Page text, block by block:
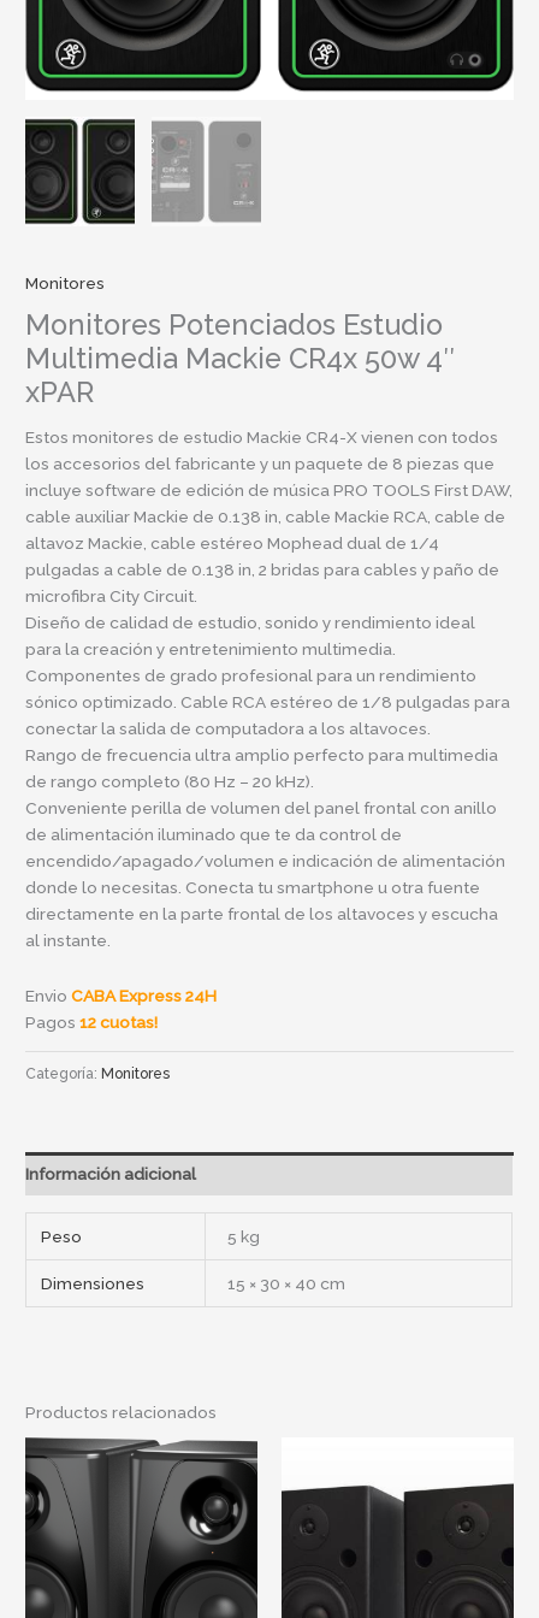
Monitores
Monitores Potenciados Estudio
Multimedia Mackie CR4x 50w 4″
xPAR
Estos monitores de estudio Mackie CR4-X vienen con todos
los accesorios del fabricante y un paquete de 8 piezas que
incluye software de edición de música PRO TOOLS First DAW,
cable auxiliar Mackie de 0.138 in, cable Mackie RCA, cable de
altavoz Mackie, cable estéreo Mophead dual de 1/4
pulgadas a cable de 0.138 in, 2 bridas para cables y paño de
microfibra City Circuit.
Diseño de calidad de estudio, sonido y rendimiento ideal
para la creación y entretenimiento multimedia.
Componentes de grado profesional para un rendimiento
sónico optimizado. Cable RCA estéreo de 1/8 pulgadas para
conectar la salida de computadora a los altavoces.
Rango de frecuencia ultra amplio perfecto para multimedia
de rango completo (80 Hz – 20 kHz).
Conveniente perilla de volumen del panel frontal con anillo
de alimentación iluminado que te da control de
encendido/apagado/volumen e indicación de alimentación
donde lo necesitas. Conecta tu smartphone u otra fuente
directamente en la parte frontal de los altavoces y escucha
al instante.
EnvioCABA Express 24H
Pagos12 cuotas!
Categoría:Monitores
Información adicional
Peso 5 kg
Dimensiones 15 × 30 × 40 cm
Productos relacionados